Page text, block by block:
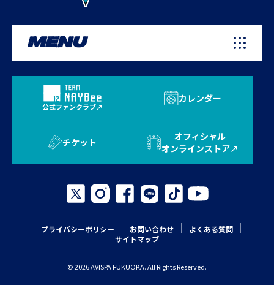
MENU
公式ファンクラブ
カレンダー
チケット
オフィシャル
オンラインストア
プライバシーポリシー お問い合わせ
よくある質問
サイトマップ
© 2026 AVISPA FUKUOKA. All Rights Reserved.